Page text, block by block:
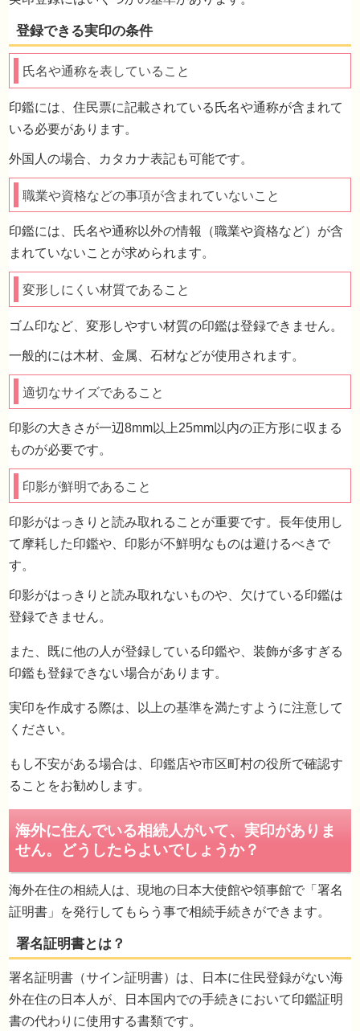
申立に必要な費用
実印を持っていません。遺産分割協議書は
でもいいですか？
登録できる実印の条件
氏名や通称を表していること
印鑑には、住民票に記載されている氏名や通称が含まれて
いる必要があります。
外国人の場合、カタカナ表記も可能です。
職業や資格などの事項が含まれていないこと
印鑑には、氏名や通称以外の情報（職業や資格など）が含
まれていないことが求められます。
変形しにくい材質であること
ゴム印など、変形しやすい材質の印鑑は登録できません。
一般的には木材、金属、石材などが使用されます。
適切なサイズであること
印影の大きさが一辺8mm以上25mm以内の正方形に収まる
ものが必要です。
印影が鮮明であること
印影がはっきりと読み取れることが重要です。長年使用し
て摩耗した印鑑や、印影が不鮮明なものは避けるべきで
す。
印影がはっきりと読み取れないものや、欠けている印鑑は
登録できません。
また、既に他の人が登録している印鑑や、装飾が多すぎる
印鑑も登録できない場合があります。
実印を作成する際は、以上の基準を満たすように注意して
ください。
もし不安がある場合は、印鑑店や市区町村の役所で確認す
ることをお勧めします。
海外在住の相続人は、現地の日本大使館や領事館で「署名
証明書」を発行してもらう事で相続手続きができます。
署名証明書（サイン証明書）は、日本に住民登録がない海
外在住の日本人が、日本国内での手続きにおいて印鑑証明
書の代わりに使用する書類です。